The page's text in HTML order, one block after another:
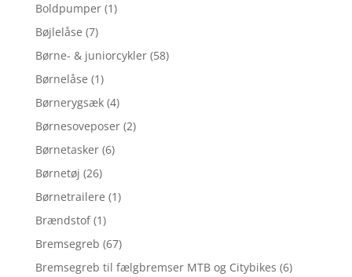
Boldpumper (1)
Bøjlelåse (7)
Børne- & juniorcykler (58)
Børnelåse (1)
Børnerygsæk (4)
Børnesoveposer (2)
Børnetasker (6)
Børnetøj (26)
Børnetrailere (1)
Brændstof (1)
Bremsegreb (67)
Bremsegreb til fælgbremser MTB og Citybikes (6)